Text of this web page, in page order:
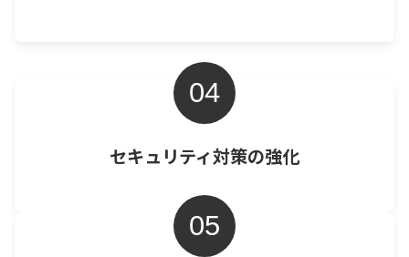
04
セキュリティ対策の強化
05